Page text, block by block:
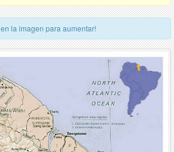
en la imagen para aumentar!